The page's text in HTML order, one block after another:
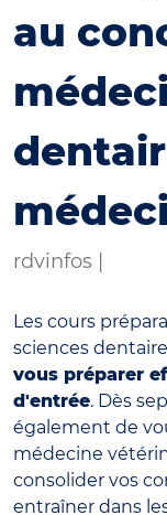
au
rdvinfos |
Les cours
sciences
vous préparer
d'entrée. Dès
également de
médecine
consolider vos
entraîner dans